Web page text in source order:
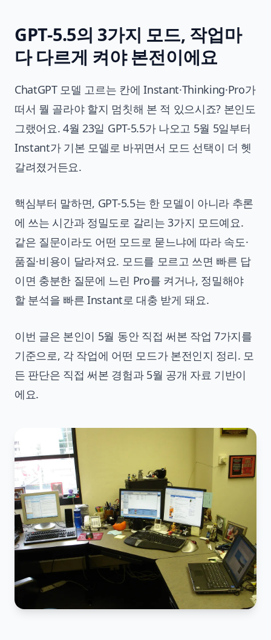
GPT-5.5의 3가지 모드, 작업마
다 다르게 켜야 본전이에요
ChatGPT 모델 고르는 칸에 Instant·Thinking·Pro가
떠서 뭘 골라야 할지 멈칫해 본 적 있으시죠? 본인도
그랬어요. 4월 23일 GPT-5.5가 나오고 5월 5일부터
Instant가 기본 모델로 바뀌면서 모드 선택이 더 헷
갈려졌거든요.
핵심부터 말하면, GPT-5.5는 한 모델이 아니라 추론
에 쓰는 시간과 정밀도로 갈리는 3가지 모드예요.
같은 질문이라도 어떤 모드로 묻느냐에 따라 속도·
품질·비용이 달라져요. 모드를 모르고 쓰면 빠른 답
이면 충분한 질문에 느린 Pro를 켜거나, 정밀해야
할 분석을 빠른 Instant로 대충 받게 돼요.
이번 글은 본인이 5월 동안 직접 써본 작업 7가지를
기준으로, 각 작업에 어떤 모드가 본전인지 정리. 모
든 판단은 직접 써본 경험과 5월 공개 자료 기반이
에요.